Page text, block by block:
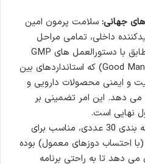
جهانی: سلامت پرمون امین
داخلی، تمامی مراحل
تولید این محصول را مطابق با دستورالعمل های GMP
(Good Manufacturing Practices) که استانداردهای بین
و ایمنی محصولات دارویی و
دهد. این امر تضمینی بر
نهایی است.
بسته بندی 30 عددی، مناسب برای
احتساب دوزهای معمول) بوده
دهد تا به راحتی برنامه